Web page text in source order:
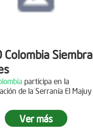
a Copa Airlines por apoyar la
del Páramo Aguas Vivas!
Colombia Siembra
participa en la
de la Serranía El Majuy
Ver más